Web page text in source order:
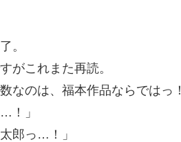
。
がこれまた再読。
なのは、福本作品ならではっ！
！」
郎っ…！」